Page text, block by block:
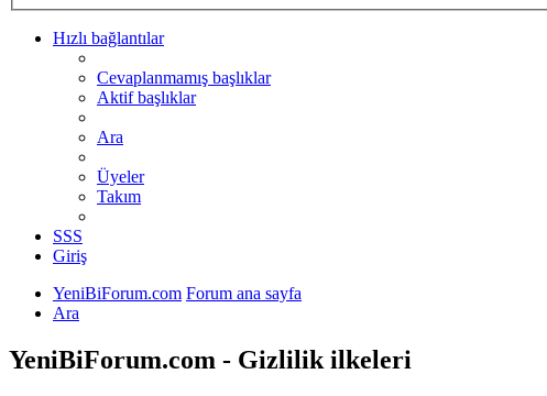
Hızlı bağlantılar
Cevaplanmamış başlıklar
Aktif başlıklar
Ara
Üyeler
Takım
SSS
Giriş
YeniBiForum.com Forum ana sayfa
Ara
YeniBiForum.com - Gizlilik ilkeleri